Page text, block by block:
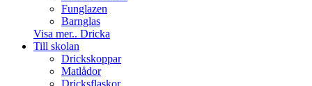
Funglazen
Barnglas
Visa mer.. Dricka
Till skolan
Drickskoppar
Matlådor
Dricksflaskor